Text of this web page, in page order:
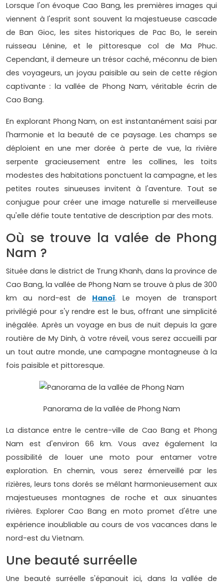
Lorsque l'on évoque Cao Bang, les premières images qui
viennent à l'esprit sont souvent la majestueuse cascade
de Ban Gioc, les sites historiques de Pac Bo, le serein
ruisseau Lénine, et le pittoresque col de Ma Phuc.
Cependant, il demeure un trésor caché, méconnu de bien
des voyageurs, un joyau paisible au sein de cette région
captivante : la vallée de Phong Nam, véritable écrin de
Cao Bang.
En explorant Phong Nam, on est instantanément saisi par
l'harmonie et la beauté de ce paysage. Les champs se
déploient en une mer dorée à perte de vue, la rivière
serpente gracieusement entre les collines, les toits
modestes des habitations ponctuent la campagne, et les
petites routes sinueuses invitent à l'aventure. Tout se
conjugue pour créer une image naturelle si merveilleuse
qu'elle défie toute tentative de description par des mots.
Où se trouve la valée de Phong
Nam ?
Située dans le district de Trung Khanh, dans la province de
Cao Bang, la vallée de Phong Nam se trouve à plus de 300
km au nord-est de Hanoï. Le moyen de transport
privilégié pour s'y rendre est le bus, offrant une simplicité
inégalée. Après un voyage en bus de nuit depuis la gare
routière de My Dinh, à votre réveil, vous serez accueilli par
un tout autre monde, une campagne montagneuse à la
fois paisible et pittoresque.
Panorama de la vallée de Phong Nam
La distance entre le centre-ville de Cao Bang et Phong
Nam est d'environ 66 km. Vous avez également la
possibilité de louer une moto pour entamer votre
exploration. En chemin, vous serez émerveillé par les
rizières, leurs tons dorés se mêlant harmonieusement aux
majestueuses montagnes de roche et aux sinuantes
rivières. Explorer Cao Bang en moto promet d'être une
expérience inoubliable au cours de vos vacances dans le
nord-est du Vietnam.
Une beauté surréelle
Une beauté surréelle s'épanouit ici, dans la vallée de